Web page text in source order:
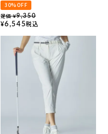
30%OFF
定価 ¥9,350
¥6,545税込